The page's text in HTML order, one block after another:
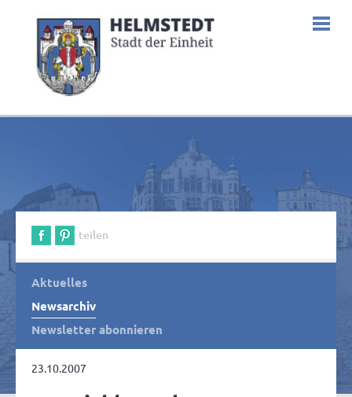
teilen
Aktuelles
Newsarchiv
Newsletter abonnieren
23.10.2007